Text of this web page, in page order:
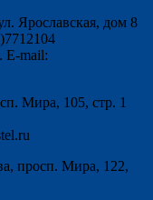
Ярославская, дом 8
E-mail:
Мира, 105, стр. 1
просп. Мира, 122,